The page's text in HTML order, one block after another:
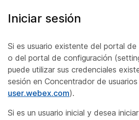
Iniciar sesión
Si es usuario existente del portal de
o del portal de configuración
puede utilizar sus credenciales
sesión en Concentrador de
user.webex.com).
Si es un usuario inicial y desea